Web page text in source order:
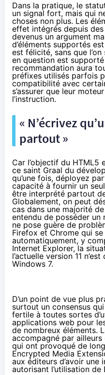
Dans la pratique, le
un signal fort, mais qui
choses non plus. Les
effet intégrés depuis
devenus un argument
d’éléments supportés
est félicité, sans que
en question est
recommandation aura
préfixes utilisés parfois
compatibilité avec
s’assurer que leur
l’instruction.
« N’écrivez
partout »
Car l’objectif du HTML5
ce saint Graal du
qu’une fois, déployez
capacité à fournir un
être interprété partout
Globalement, on peut
cas dans une majorité
entendu de posséder un
ne pose guère de
Firefox et Chrome qui
automatiquement, y
Internet Explorer, la
l’actuelle version 11
Windows 7.
D’un point de vue plus
surtout un consensus
fertile à toutes sortes
applications web pour
de nombreux éléments.
accompagné par
qui ont provoqué de
Encrypted Media
aux éditeurs d’avoir une
autorisant l’utilisation de